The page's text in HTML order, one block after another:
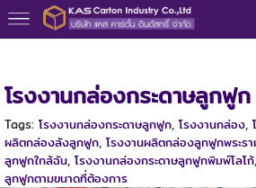
โรงงานกล่องกระดาษลูกฟูก
Tags: โรงงานกล่องกระดาษลูกฟูก, โรงงานกล่อง,
ผลิตกล่องลังลูกฟูก, โรงงานผลิตกล่องลูกฟูกพระร
ลูกฟูกใกล้ฉัน, โรงงานกล่องกระดาษลูกฟูกพิมพ์โลโก้,
ลูกฟูกตามขนาดที่ต้องการ